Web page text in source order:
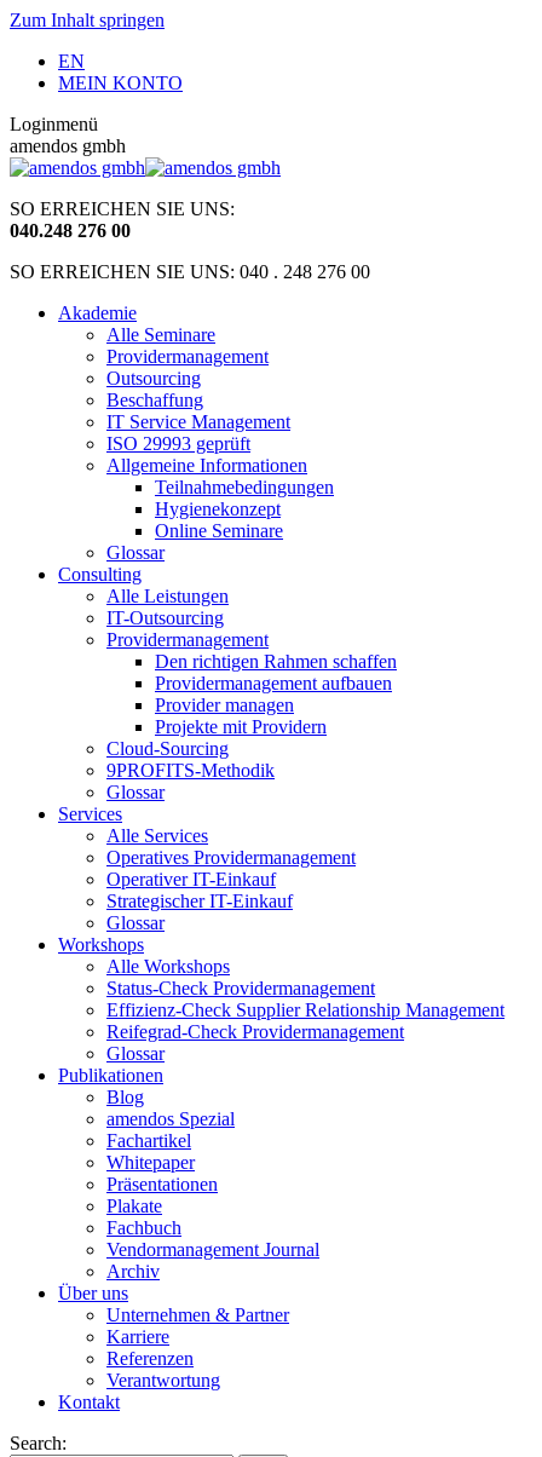
Zum Inhalt springen
EN
MEIN KONTO
Loginmenü
amendos gmbh
SO ERREICHEN SIE UNS:
040.248 276 00
SO ERREICHEN SIE UNS: 040 . 248 276 00
Akademie
Alle Seminare
Providermanagement
Outsourcing
Beschaffung
IT Service Management
ISO 29993 geprüft
Allgemeine Informationen
Teilnahmebedingungen
Hygienekonzept
Online Seminare
Glossar
Consulting
Alle Leistungen
IT-Outsourcing
Providermanagement
Den richtigen Rahmen schaffen
Providermanagement aufbauen
Provider managen
Projekte mit Providern
Cloud-Sourcing
9PROFITS-Methodik
Glossar
Services
Alle Services
Operatives Providermanagement
Operativer IT-Einkauf
Strategischer IT-Einkauf
Glossar
Workshops
Alle Workshops
Status-Check Providermanagement
Effizienz-Check Supplier Relationship Management
Reifegrad-Check Providermanagement
Glossar
Publikationen
Blog
amendos Spezial
Fachartikel
Whitepaper
Präsentationen
Plakate
Fachbuch
Vendormanagement Journal
Archiv
Über uns
Unternehmen & Partner
Karriere
Referenzen
Verantwortung
Kontakt
Search: